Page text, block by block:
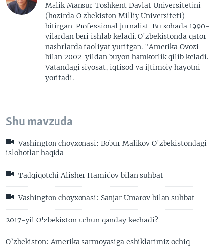
Malik Mansur Toshkent Davlat Universitetini
(hozirda O'zbekiston Milliy Universiteti)
bitirgan. Professional jurnalist. Bu sohada 1990-
yilardan beri ishlab keladi. O'zbekistonda qator
nashrlarda faoliyat yuritgan. "Amerika Ovozi
bilan 2002-yildan buyon hamkorlik qilib keladi.
Vatandagi siyosat, iqtisod va ijtimoiy hayotni
yoritadi.
Shu mavzuda
Vashington choyxonasi: Bobur Malikov O'zbekistondagi
islohotlar haqida
Tadqiqotchi Alisher Hamidov bilan suhbat
Vashington choyxonasi: Sanjar Umarov bilan suhbat
2017-yil O'zbekiston uchun qanday kechadi?
O’zbekiston: Amerika sarmoyasiga eshiklarimiz ochiq